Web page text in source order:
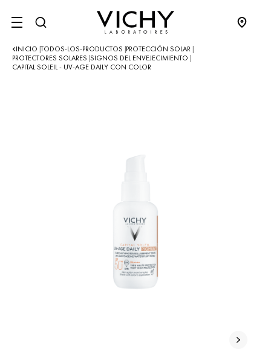
SITE MENU
INICIO TODOS-LOS-PRODUCTOS PROTECCIÓN SOLAR
PROTECTORES SOLARES SIGNOS DEL ENVEJECIMIENTO
CAPITAL SOLEIL - UV-AGE DAILY CON COLOR